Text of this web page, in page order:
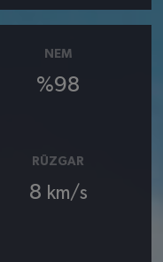
NEM
%98
RÜZGAR
8 km/s